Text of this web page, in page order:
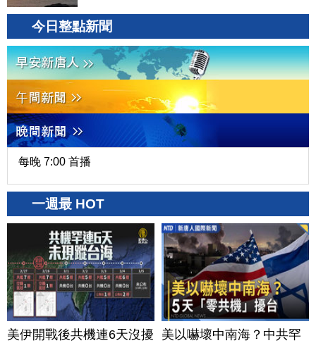
今日整點新聞
每晚 7:00 首播
一週最 HOT
美伊開戰後共機連6天沒擾
美以嚇壞中南海？中共罕